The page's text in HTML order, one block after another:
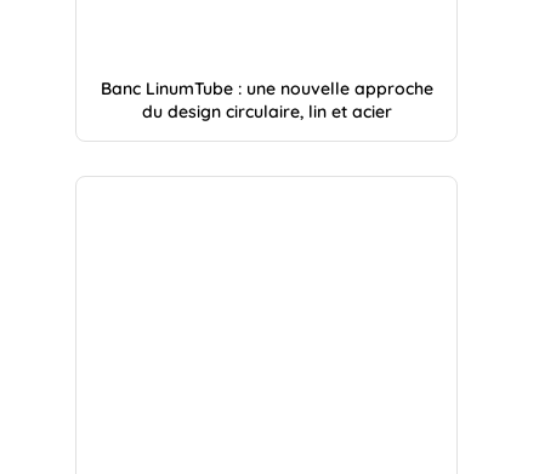
Banc LinumTube : une nouvelle approche
du design circulaire, lin et acier